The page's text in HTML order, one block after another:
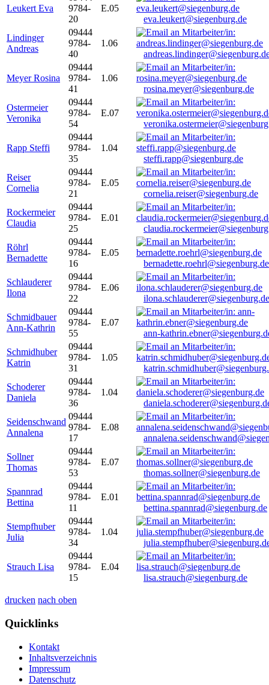
Leukert Eva
9784-
20
E.05
eva.leukert@siegenburg.de
Lindinger
Andreas
09444
9784-
40
1.06
Meyer Rosina
09444
9784-
41
1.06
rosina.meyer@siegenburg.de
Ostermeier
Veronika
09444
9784-
54
E.07
Rapp Steffi
09444
9784-
35
1.04
steffi.rapp@siegenburg.de
Reiser
Cornelia
09444
9784-
21
E.05
cornelia.reiser@siegenburg.de
Rockermeier
Claudia
09444
9784-
25
E.01
Röhrl
Bernadette
09444
9784-
16
E.05
bernadette.roehrl@siegenburg.de
Schlauderer
Ilona
09444
9784-
22
E.06
ilona.schlauderer@siegenburg.de
Schmidbauer
Ann-Kathrin
09444
9784-
55
E.07
ann-
Schmidhuber
Katrin
09444
9784-
31
1.05
Schoderer
Daniela
09444
9784-
36
1.04
Seidenschwand
Annalena
09444
9784-
17
E.08
Sollner
Thomas
09444
9784-
53
E.07
thomas.sollner@siegenburg.de
Spannrad
Bettina
09444
9784-
11
E.01
bettina.spannrad@siegenburg.de
Stempfhuber
Julia
09444
9784-
34
1.04
Strauch Lisa
09444
9784-
15
E.04
lisa.strauch@siegenburg.de
drucken nach oben
Quicklinks
Kontakt
Inhaltsverzeichnis
Impressum
Datenschutz